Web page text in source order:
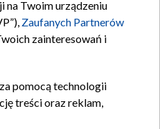
na Twoim urządzeniu
Zaufanych Partnerów
zainteresowań i
pomocą technologii
treści oraz reklam,